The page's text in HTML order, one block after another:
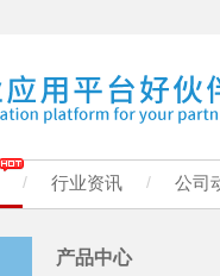
/ 行业资讯 / 公司
产品中心